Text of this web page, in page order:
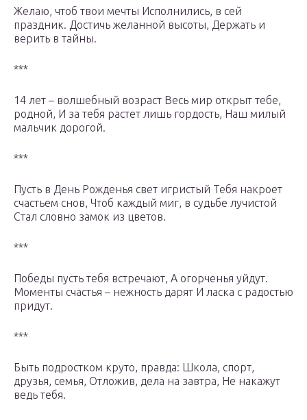
Желаю, чтоб твои мечты Исполнились, в сей
праздник. Достичь желанной высоты, Держать и
верить в тайны.
***
14 лет – волшебный возраст Весь мир открыт тебе,
родной, И за тебя растет лишь гордость, Наш милый
мальчик дорогой.
***
Пусть в День Рожденья свет игристый Тебя накроет
счастьем снов, Чтоб каждый миг, в судьбе лучистой
Стал словно замок из цветов.
***
Победы пусть тебя встречают, А огорченья уйдут.
Моменты счастья – нежность дарят И ласка с радостью
придут.
***
Быть подростком круто, правда: Школа, спорт,
друзья, семья, Отложив, дела на завтра, Не накажут
ведь тебя.